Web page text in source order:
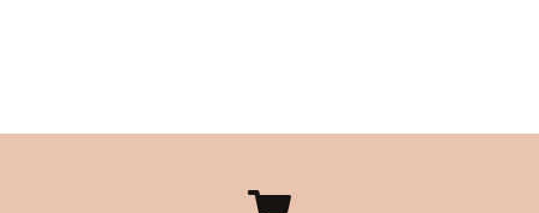
useampi
useampi
Voit